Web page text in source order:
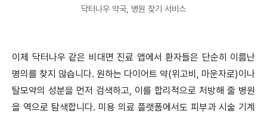
닥터나우 약국, 병원 찾기 서비스
이제 닥터나우 같은 비대면 진료 앱에서 환자들은 단순히 이름난
명의를 찾지 않습니다. 원하는 다이어트 약(위고비, 마운자로)이나
탈모약의 성분을 먼저 검색하고, 이를 합리적으로 처방해 줄 병원
을 역으로 탐색합니다. 미용 의료 플랫폼에서도 피부과 시술 기계